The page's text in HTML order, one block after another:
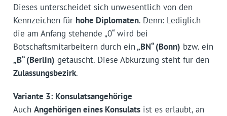
Dieses unterscheidet sich unwesentlich von den
Kennzeichen für hohe Diplomaten. Denn: Lediglich
die am Anfang stehende „0“ wird bei
Botschaftsmitarbeitern durch ein„BN“ (Bonn) bzw. ein
„B“ (Berlin) getauscht. Diese Abkürzung steht für den
Zulassungsbezirk.
Variante 3: Konsulatsangehörige
Auch Angehörigen eines Konsulatsist es erlaubt, an